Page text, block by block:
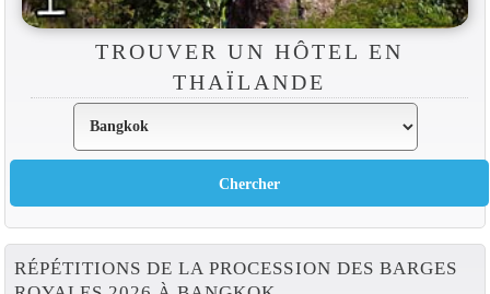
TROUVER UN HÔTEL EN
THAÏLANDE
RÉPÉTITIONS DE LA PROCESSION DES BARGES